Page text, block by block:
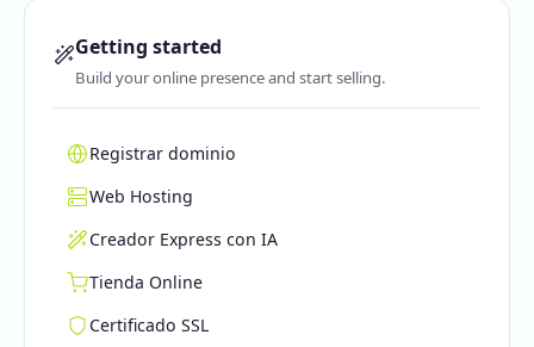
Getting started
Build your online presence and start selling.
Registrar dominio
Web Hosting
Creador Express con IA
Tienda Online
Certificado SSL